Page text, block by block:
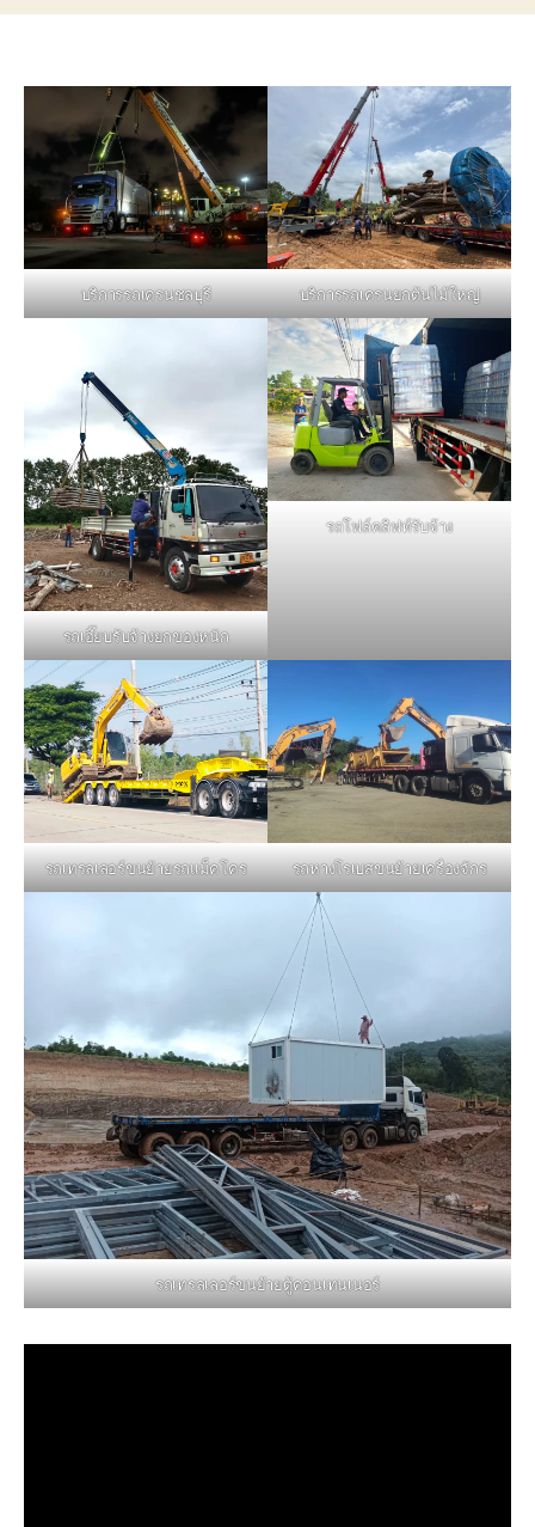
บริการรถเครนชลบุรี บริการรถเครนยกต้นไม้ใหญ่
รถเฮี๊ยบรับจ้างยกของหนัก
รถโฟล์คลิฟท์รับจ้าง
รถเทรลเลอร์ขนย้ายรถแม็คโคร รถหางโรเบสขนย้ายเครื่องจักร
รถเทรลเลอร์ขนย้ายตู้คอนเทนเนอร์